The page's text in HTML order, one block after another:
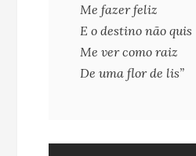
Me fazer feliz
E o destino não quis
Me ver como raiz
De uma flor de lis”